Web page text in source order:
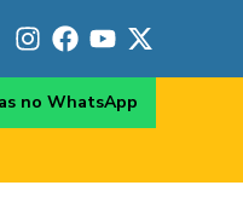
no WhatsApp